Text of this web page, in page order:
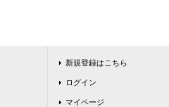
新規登録はこちら
ログイン
マイページ